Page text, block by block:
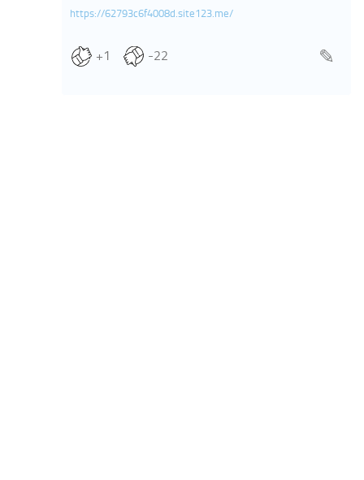
https://62793c6f4008d.site123.me/
+1 -22